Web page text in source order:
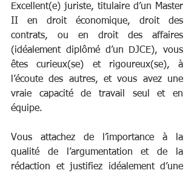
Excellent(e) juriste, titulaire d’un Master
II en droit économique, droit des
contrats, ou en droit des affaires
(idéalement diplômé d’un DJCE), vous
êtes curieux(se) et rigoureux(se), à
l’écoute des autres, et vous avez une
vraie capacité de travail seul et en
équipe.
Vous attachez de l’importance à la
qualité de l’argumentation et de la
rédaction et justifiez idéalement d’une